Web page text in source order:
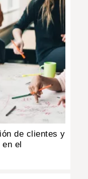
de clientes y
el